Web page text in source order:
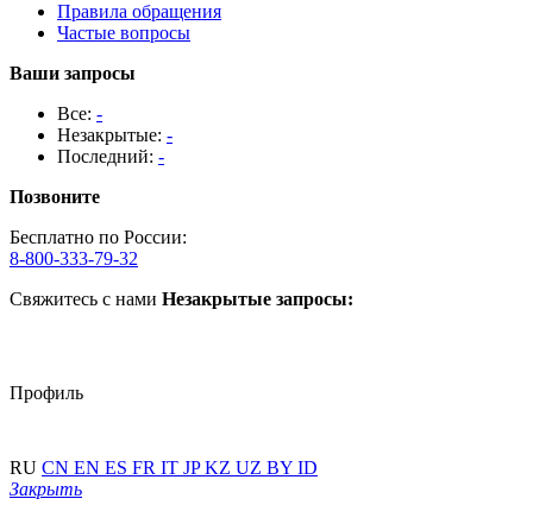
Правила обращения
Частые вопросы
Ваши запросы
Все: -
Незакрытые: -
Последний: -
Позвоните
Бесплатно по России:
8-800-333-79-32
Свяжитесь с нами Незакрытые запросы:
Профиль
RU CN EN ES FR IT JPKZ UZ BY ID
Закрыть